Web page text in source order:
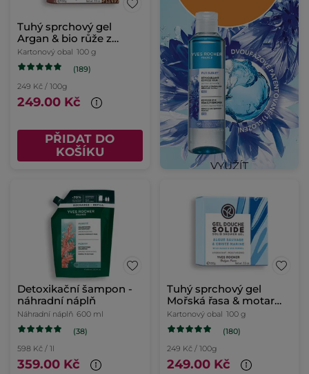
Tuhý sprchový gel
Argan & bio růže z
Maroka
Kartonový obal 100 g
(189)
249 Kč / 100g
249.00 Kč
PŘIDAT DO
KOŠÍKU
Detoxikační šampon -
náhradní náplň
Náhradní náplň 600 ml
(38)
598 Kč / 1l
359.00 Kč
Tuhý sprchový gel
Mořská řasa & motar
přímořský
Kartonový obal 100 g
(180)
249 Kč / 100g
249.00 Kč